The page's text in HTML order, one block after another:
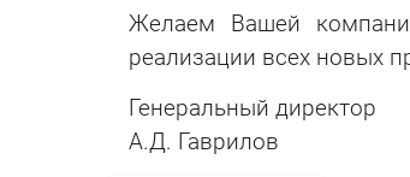
Желаем Вашей
реализации всех новых
Генеральный директор
А.Д. Гаврилов